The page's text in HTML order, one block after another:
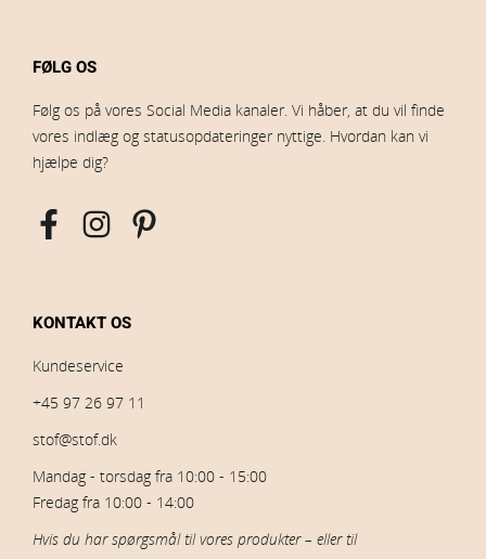
FØLG OS
Følg os på vores Social Media kanaler. Vi håber, at du vil finde
vores indlæg og statusopdateringer nyttige. Hvordan kan vi
hjælpe dig?
KONTAKT OS
Kundeservice
+45 97 26 97 11
stof@stof.dk
Mandag - torsdag fra 10:00 - 15:00
Fredag fra 10:00 - 14:00
Hvis du har spørgsmål til vores produkter – eller til